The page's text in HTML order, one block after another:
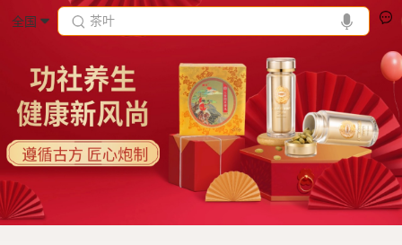
全国 茶叶